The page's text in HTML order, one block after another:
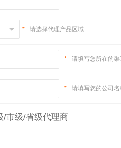
* 请选择代理产品区域
* 请填写您所在的
* 请填写您的公司